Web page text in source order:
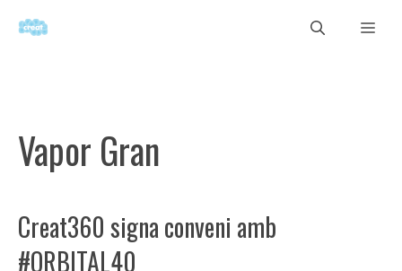
Vapor Gran
Creat360 signa conveni amb
#ORBITAL40